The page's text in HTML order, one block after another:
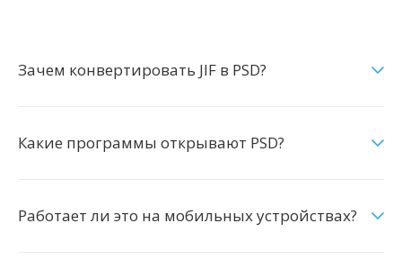
Зачем конвертировать JIF в PSD?
Какие программы открывают PSD?
Работает ли это на мобильных устройствах?